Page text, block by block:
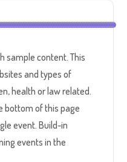
sample content. This
and types of
health or law related.
bottom of this page
event. Build-in
events in the